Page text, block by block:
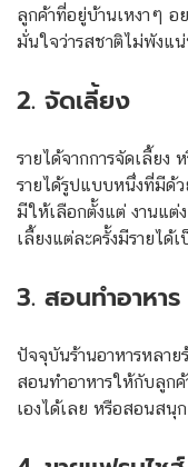
ลูกค้าที่อยู่บ้านเหงาๆ อ
มั่นใจว่ารสชาติไม่พังแ
2. จัดเลี้ยง
รายได้จากการจัดเลี้ยง
รายได้รูปแบบหนึ่งที่มีด้
มีให้เลือกตั้งแต่ งานแต่
เลี้ยงแต่ละครั้งมีรายได้
3. สอนทำอาหาร
ปัจจุบันร้านอาหารหลาย
สอนทำอาหารให้กับลูก
เองได้เลย หรือสอนส